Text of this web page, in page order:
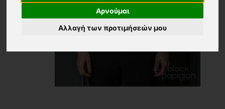
Αρνούμαι
Αλλαγή των προτιμήσεών μου